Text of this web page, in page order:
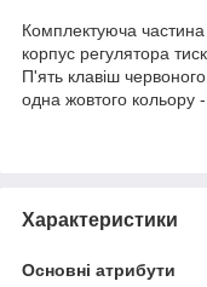
Комплектуюча
корпус регулятора
П'ять клавіш
одна жовтого кольору
Характеристики
Основні атрибути